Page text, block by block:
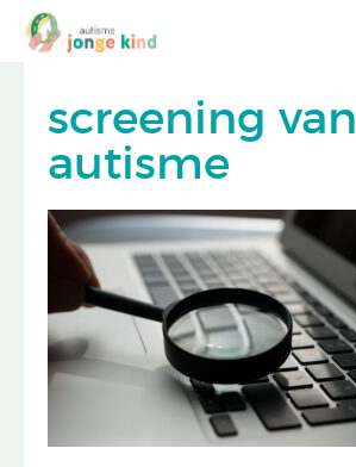
screening van
autisme